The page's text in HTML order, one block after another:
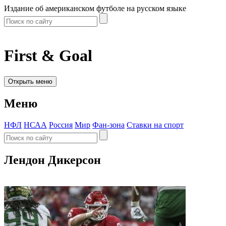
Издание об американском футболе на русском языке
First & Goal
Открыть меню
Меню
НФЛ НСАА Россия Мир Фан-зона Ставки на спорт
Лендон Дикерсон